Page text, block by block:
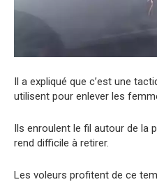
Il a expliqué que c’est une
utilisent pour enlever les
Ils enroulent le fil autour de la
rend difficile à retirer.
Les voleurs profitent de ce